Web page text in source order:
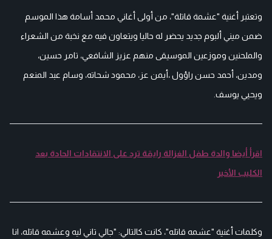
وتعتبر أغنية "عشمة قاتلة"، من أولى أغاني محمد أسامة هذا الموسم
ضمن ميني ألبوم جديد يحضر له حاليا ويتعاون فيه مع نخبة من الشعراء
والملحنين وموزعين الموسيقى منهم عزيز الشافعي، تامر حسين،
ومدين، أحمد حسن راؤول ،أيمن عز، محمود شحاته، وسام عبد المنعم
ويحيي يوسف.
اقرأ أيضا والدة طفل الغزالة رايقة ترد على الانتقادات الحادة بعد
الكليب الأخير
وكلمات أغنية "عشمه قاتله"، كانت كالتالي: "جالي تاني ليه وعشمه قاتله، انا